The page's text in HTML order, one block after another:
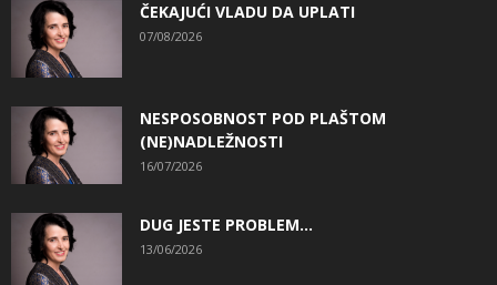
ČEKAJUĆI VLADU DA UPLATI
07/08/2026
NESPOSOBNOST POD PLAŠTOM
(NE)NADLEŽNOSTI
16/07/2026
DUG JESTE PROBLEM…
13/06/2026